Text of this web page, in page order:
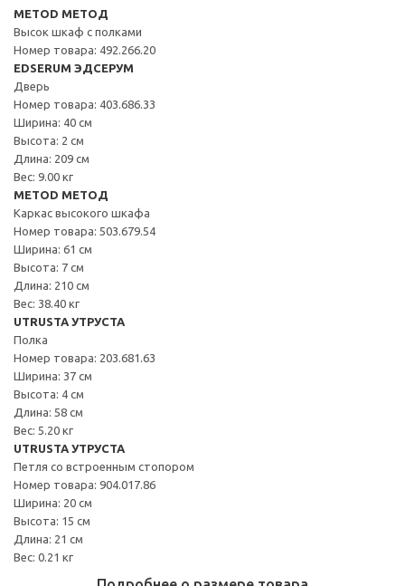
METOD МЕТОД
Высок шкаф с полками
Номер товара: 492.266.20
EDSERUM ЭДСЕРУМ
Дверь
Номер товара: 403.686.33
Ширина: 40 см
Высота: 2 см
Длина: 209 см
Вес: 9.00 кг
METOD МЕТОД
Каркас высокого шкафа
Номер товара: 503.679.54
Ширина: 61 см
Высота: 7 см
Длина: 210 см
Вес: 38.40 кг
UTRUSTA УТРУСТА
Полка
Номер товара: 203.681.63
Ширина: 37 см
Высота: 4 см
Длина: 58 см
Вес: 5.20 кг
UTRUSTA УТРУСТА
Петля со встроенным стопором
Номер товара: 904.017.86
Ширина: 20 см
Высота: 15 см
Длина: 21 см
Вес: 0.21 кг